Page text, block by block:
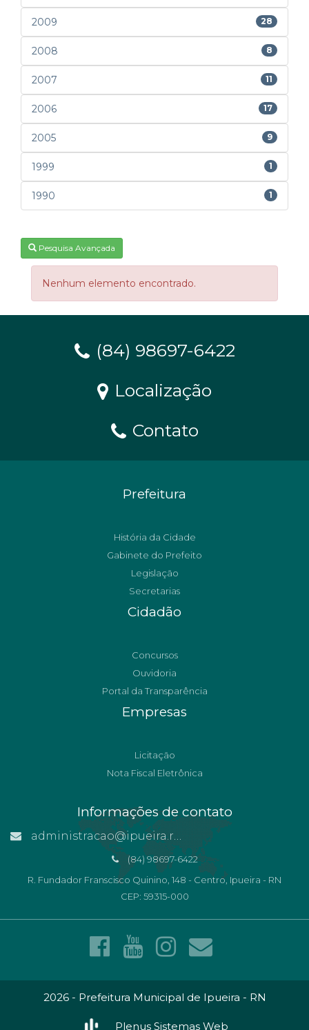
2009 28
2008 8
2007 11
2006 17
2005 9
1999 1
1990 1
Pesquisa Avançada
Nenhum elemento encontrado.
(84) 98697-6422
Localização
Contato
Prefeitura
História da Cidade
Gabinete do Prefeito
Legislação
Secretarias
Cidadão
Concursos
Ouvidoria
Portal da Transparência
Empresas
Licitação
Nota Fiscal Eletrônica
Informações de contato
administracao@ipueira.rn.gov.br
(84) 98697-6422
R. Fundador Franscisco Quinino, 148 - Centro, Ipueira - RN
CEP: 59315-000
2026 - Prefeitura Municipal de Ipueira - RN
Plenus Sistemas Web